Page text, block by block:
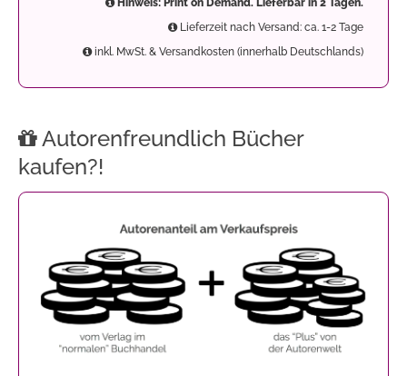
Hinweis: Print on Demand. Lieferbar in 2 Tagen.
Lieferzeit nach Versand: ca. 1-2 Tage
inkl. MwSt. & Versandkosten (innerhalb Deutschlands)
Autorenfreundlich Bücher
kaufen?!